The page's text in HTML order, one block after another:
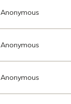
Anonymous
Anonymous
Anonymous